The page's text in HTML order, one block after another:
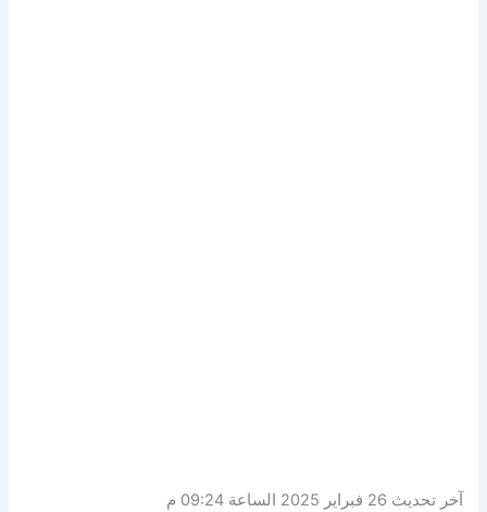
آخر تحديث 26 فبراير 2025 الساعة 09:24 م